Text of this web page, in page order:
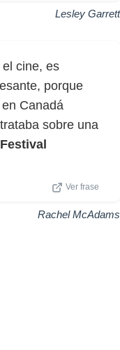
Lesley Garrett
cine, es
porque
Canadá
sobre una
Festival
Ver frase
Rachel McAdams